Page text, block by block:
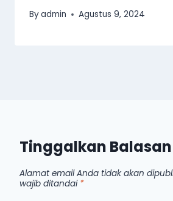
Byadmin Agustus 9, 2024
Tinggalkan Balasan
Alamat email Anda tidak akan
wajib ditandai *